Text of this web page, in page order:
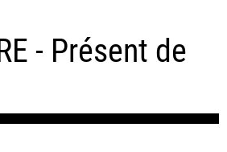
- Présent de